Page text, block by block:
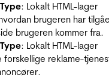
Type: Lokalt HTML-lager
brugeren har
brugeren kommer fra.
Type: Lokalt HTML-lager
forskellige reklame-